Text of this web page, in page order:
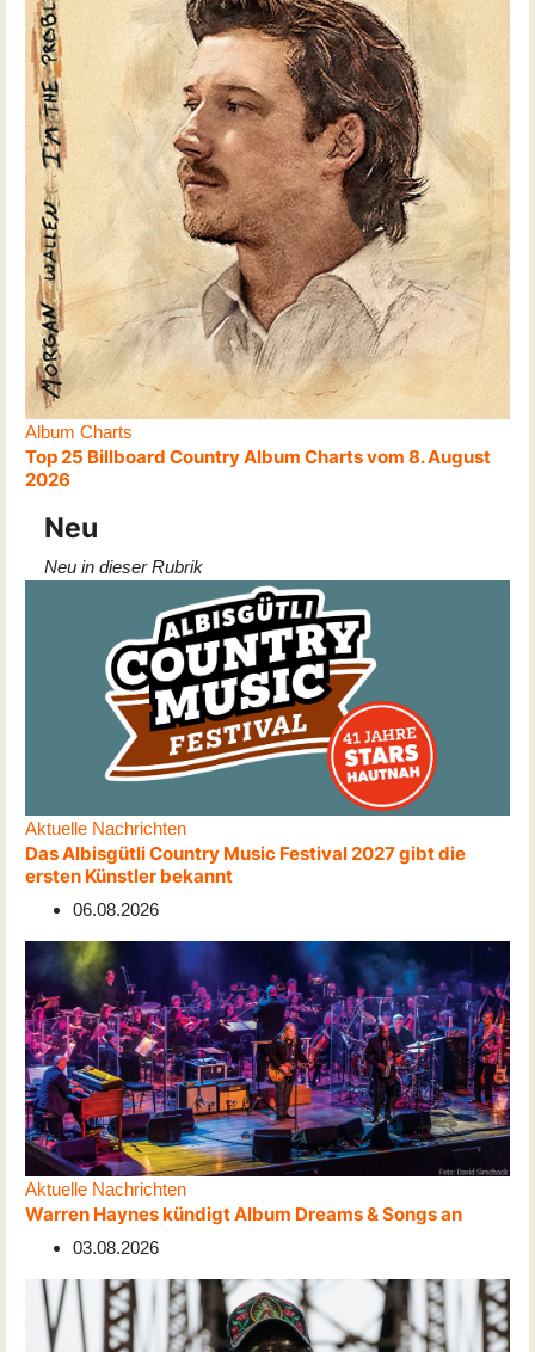
Album Charts
Top 25 Billboard Country Album Charts vom 8. August
2026
Neu
Neu in dieser Rubrik
Aktuelle Nachrichten
Das Albisgütli Country Music Festival 2027 gibt die
ersten Künstler bekannt
06.08.2026
Aktuelle Nachrichten
Warren Haynes kündigt Album Dreams & Songs an
03.08.2026